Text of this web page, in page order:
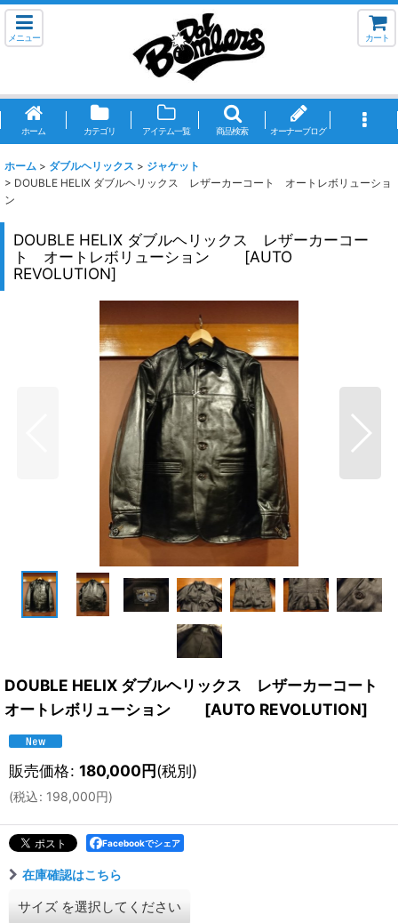
メニュー カート
ホーム カテゴリ アイテム一覧 商品検索 オーナーブログ
ホーム > ダブルヘリックス > ジャケット
> DOUBLE HELIX ダブルヘリックス レザーカーコート オートレボリューショ
ン
DOUBLE HELIX ダブルヘリックス レザーカーコー
ト オートレボリューション
[AUTO
REVOLUTION]
DOUBLE HELIX ダブルヘリックス レザーカーコート
オートレボリューション
[AUTO REVOLUTION]
販売価格: 180,000円(税別)
(税込: 198,000円)
Facebookでシェア
在庫確認はこちら
サイズ を選択してください